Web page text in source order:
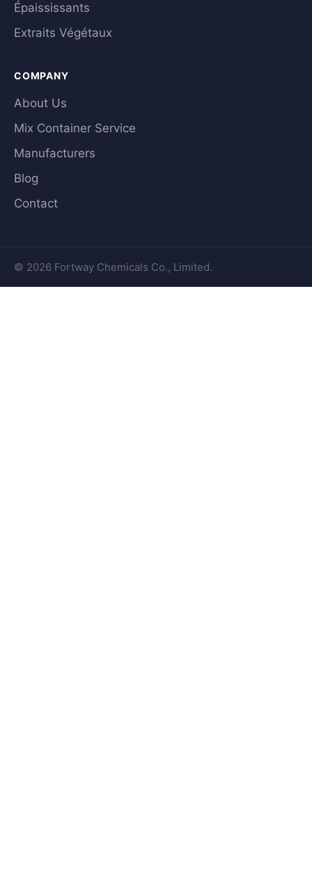
Épaississants
Extraits Végétaux
COMPANY
About Us
Mix Container Service
Manufacturers
Blog
Contact
© 2026 Fortway Chemicals Co., Limited.